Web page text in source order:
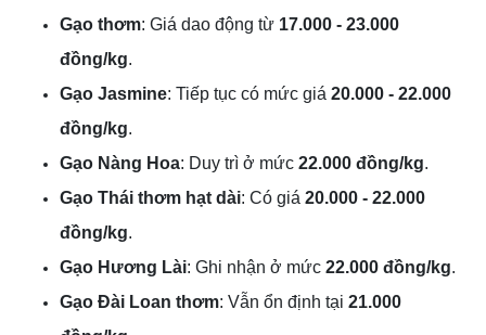
Gạo thơm: Giá dao động từ 17.000 - 23.000
đồng/kg.
Gạo Jasmine: Tiếp tục có mức giá 20.000 - 22.000
đồng/kg.
Gạo Nàng Hoa: Duy trì ở mức 22.000 đồng/kg.
Gạo Thái thơm hạt dài: Có giá 20.000 - 22.000
đồng/kg.
Gạo Hương Lài: Ghi nhận ở mức 22.000 đồng/kg.
Gạo Đài Loan thơm: Vẫn ổn định tại 21.000